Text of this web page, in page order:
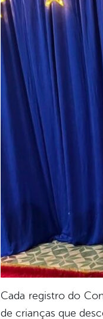
Cada registro do
de crianças que